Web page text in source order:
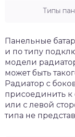
Типы
Панельные
и по типу
модели
может быть
Радиатор с
присоединить к
или с левой
типа не